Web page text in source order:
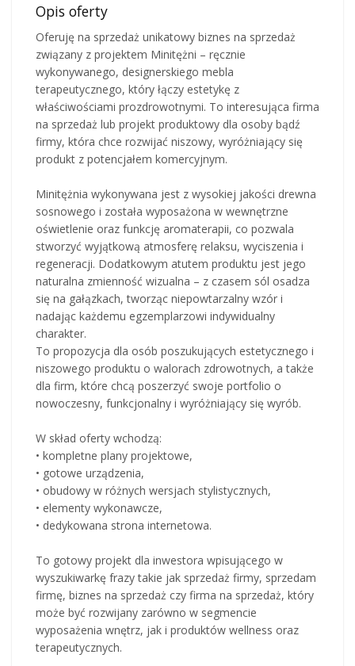
Opis oferty
Oferuję na sprzedaż unikatowy biznes na sprzedaż
związany z projektem Minitężni – ręcznie
wykonywanego, designerskiego mebla
terapeutycznego, który łączy estetykę z
właściwościami prozdrowotnymi. To interesująca firma
na sprzedaż lub projekt produktowy dla osoby bądź
firmy, która chce rozwijać niszowy, wyróżniający się
produkt z potencjałem komercyjnym.
Minitężnia wykonywana jest z wysokiej jakości drewna
sosnowego i została wyposażona w wewnętrzne
oświetlenie oraz funkcję aromaterapii, co pozwala
stworzyć wyjątkową atmosferę relaksu, wyciszenia i
regeneracji. Dodatkowym atutem produktu jest jego
naturalna zmienność wizualna – z czasem sól osadza
się na gałązkach, tworząc niepowtarzalny wzór i
nadając każdemu egzemplarzowi indywidualny
charakter.
To propozycja dla osób poszukujących estetycznego i
niszowego produktu o walorach zdrowotnych, a także
dla firm, które chcą poszerzyć swoje portfolio o
nowoczesny, funkcjonalny i wyróżniający się wyrób.
W skład oferty wchodzą:
• kompletne plany projektowe,
• gotowe urządzenia,
• obudowy w różnych wersjach stylistycznych,
• elementy wykonawcze,
• dedykowana strona internetowa.
To gotowy projekt dla inwestora wpisującego w
wyszukiwarkę frazy takie jak sprzedaż firmy, sprzedam
firmę, biznes na sprzedaż czy firma na sprzedaż, który
może być rozwijany zarówno w segmencie
wyposażenia wnętrz, jak i produktów wellness oraz
terapeutycznych.